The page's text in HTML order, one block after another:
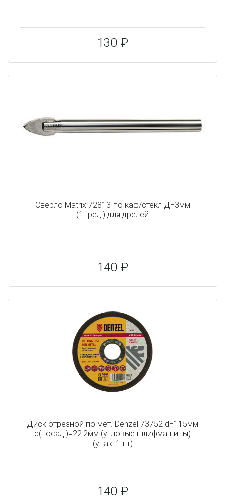
130 ₽
Сверло Matrix 72813 по каф/стекл Д=3мм
(1пред.) для дрелей
140 ₽
Диск отрезной по мет. Denzel 73752 d=115мм
d(посад.)=22.2мм (угловые шлифмашины)
(упак.:1шт)
140 ₽